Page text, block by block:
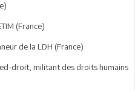
(France)
de la LDH (France)
droit, militant des droits humains